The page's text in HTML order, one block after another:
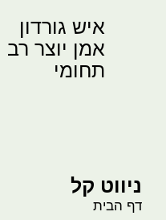
איש גורדון
אמן יוצר רב
תחומי
ניווט קל
דף הבית